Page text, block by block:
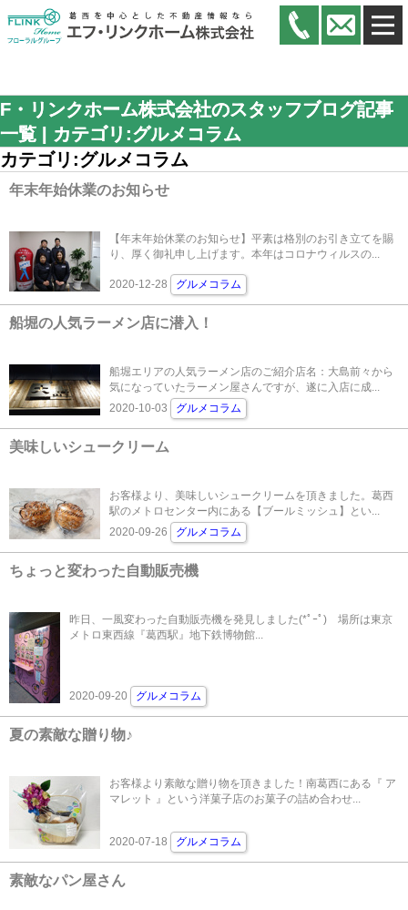
F・リンクホーム株式会社
F・リンクホーム株式会社のスタッフブログ記事
一覧 | カテゴリ:グルメコラム
カテゴリ:グルメコラム
年末年始休業のお知らせ
【年末年始休業のお知らせ】平素は格別のお引き立てを賜
り、厚く御礼申し上げます。本年はコロナウィルスの...
2020-12-28 グルメコラム
船堀の人気ラーメン店に潜入！
船堀エリアの人気ラーメン店のご紹介店名：大島前々から
気になっていたラーメン屋さんですが、遂に入店に成...
2020-10-03
グルメコラム
美味しいシュークリーム
お客様より、美味しいシュークリームを頂きました。葛西
駅のメトロセンター内にある【ブールミッシュ】とい...
2020-09-26
グルメコラム
ちょっと変わった自動販売機
昨日、一風変わった自動販売機を発見しました(*ﾟｰﾟ)ゞ場所は東京
メトロ東西線『葛西駅』地下鉄博物館...
2020-09-20 グルメコラム
夏の素敵な贈り物♪
お客様より素敵な贈り物を頂きました！南葛西にある『 ア
マレット 』という洋菓子店のお菓子の詰め合わせ...
2020-07-18 グルメコラム
素敵なパン屋さん